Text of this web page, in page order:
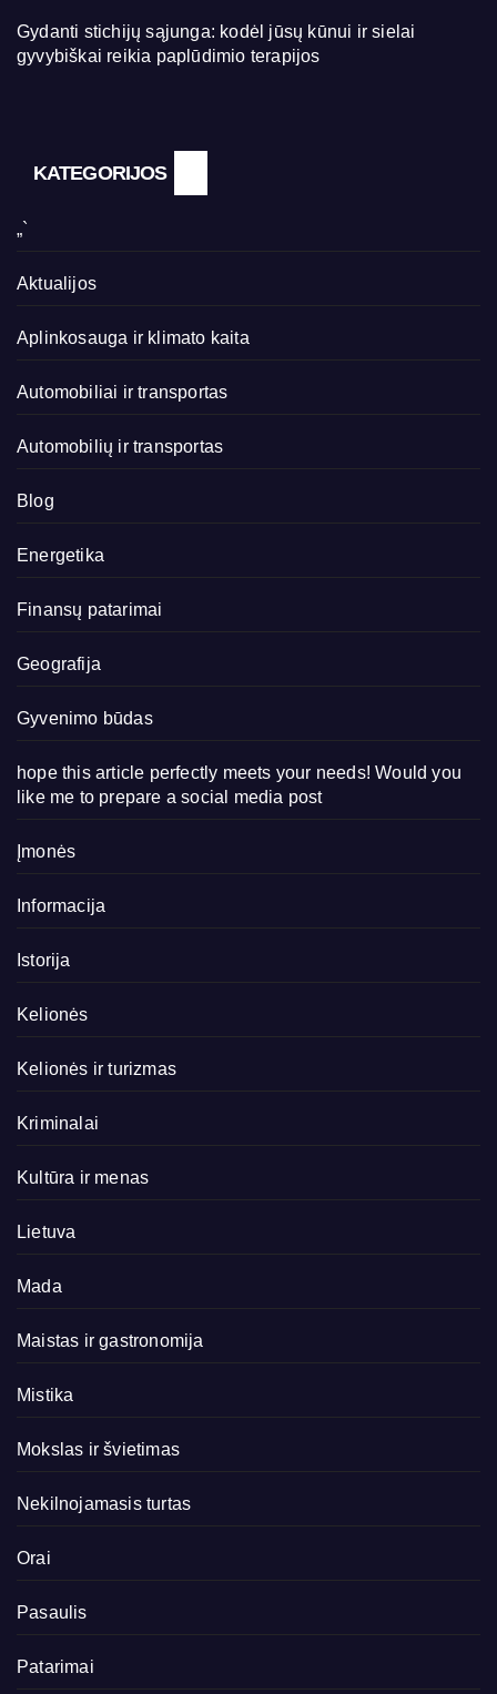
Gydanti stichijų sąjunga: kodėl jūsų kūnui ir sielai
gyvybiškai reikia paplūdimio terapijos
KATEGORIJOS
„`
Aktualijos
Aplinkosauga ir klimato kaita
Automobiliai ir transportas
Automobilių ir transportas
Blog
Energetika
Finansų patarimai
Geografija
Gyvenimo būdas
hope this article perfectly meets your needs! Would you
like me to prepare a social media post
Įmonės
Informacija
Istorija
Kelionės
Kelionės ir turizmas
Kriminalai
Kultūra ir menas
Lietuva
Mada
Maistas ir gastronomija
Mistika
Mokslas ir švietimas
Nekilnojamasis turtas
Orai
Pasaulis
Patarimai